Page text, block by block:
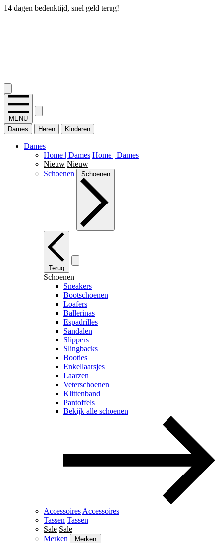
14 dagen bedenktijd, snel geld terug!
MENU
Dames
Heren Kinderen
Dames
Home | Dames Home | Dames
Nieuw Nieuw
Schoenen
Schoenen
Terug
Schoenen
Sneakers
Bootschoenen
Loafers
Ballerinas
Espadrilles
Sandalen
Slippers
Slingbacks
Booties
Enkellaarsjes
Laarzen
Veterschoenen
Klittenband
Pantoffels
Bekijk alle schoenen
Accessoires Accessoires
Tassen Tassen
Sale Sale
Merken
Merken